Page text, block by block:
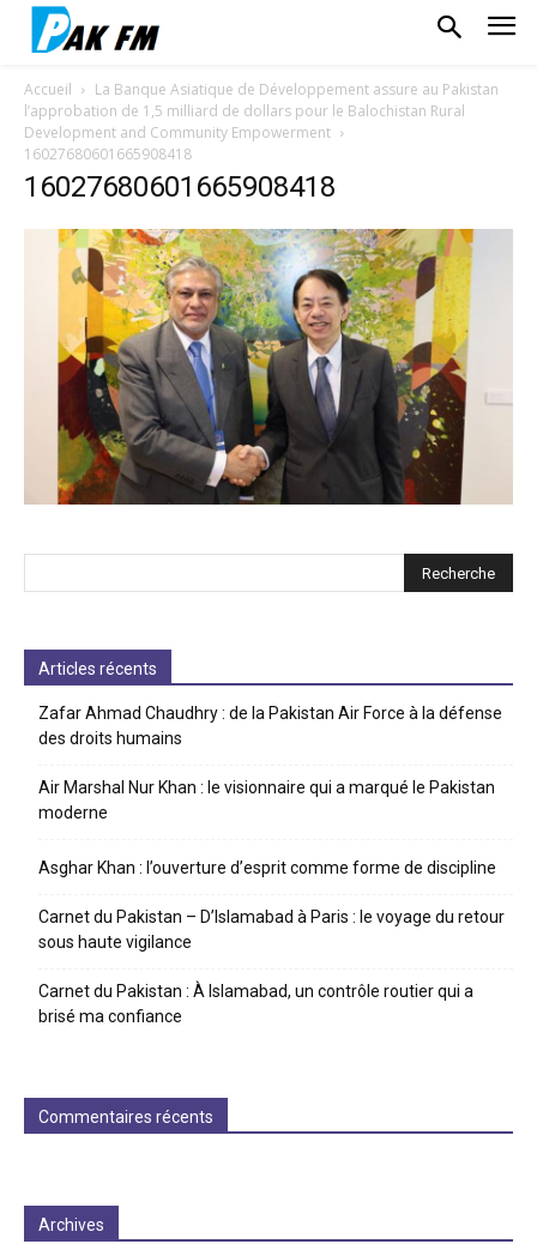
Accueil
La Banque Asiatique de Développement assure au Pakistan
l’approbation de 1,5 milliard de dollars pour le Balochistan Rural
Development and Community Empowerment
16027680601665908418
16027680601665908418
Articles récents
Zafar Ahmad Chaudhry : de la Pakistan Air Force à la défense
des droits humains
Air Marshal Nur Khan : le visionnaire qui a marqué le Pakistan
moderne
Asghar Khan : l’ouverture d’esprit comme forme de discipline
Carnet du Pakistan – D’Islamabad à Paris : le voyage du retour
sous haute vigilance
Carnet du Pakistan : À Islamabad, un contrôle routier qui a
brisé ma confiance
Commentaires récents
Archives